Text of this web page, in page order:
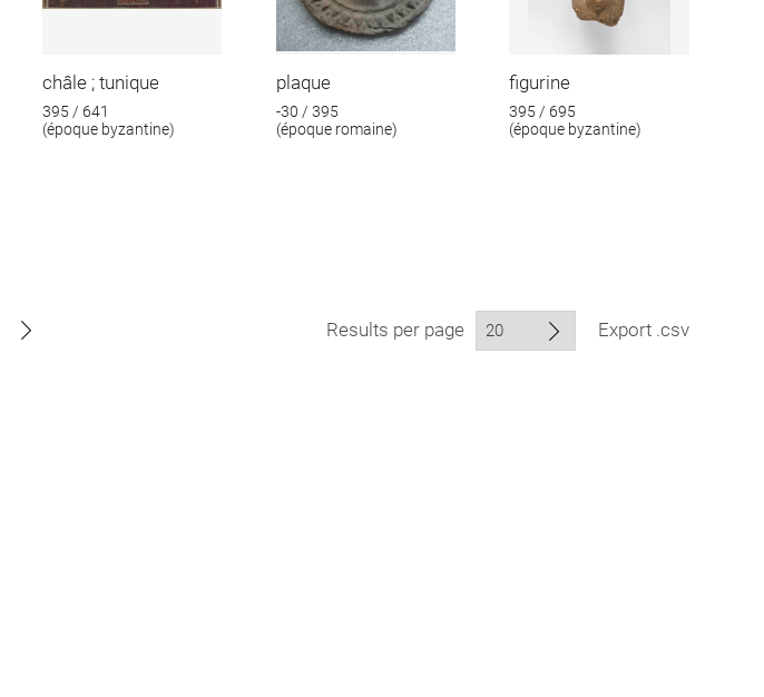
châle ; tunique
395 / 641
(époque byzantine)
plaque
-30 / 395
(époque romaine)
figurine
395 / 695
(époque byzantine)
Results per page Export .csv